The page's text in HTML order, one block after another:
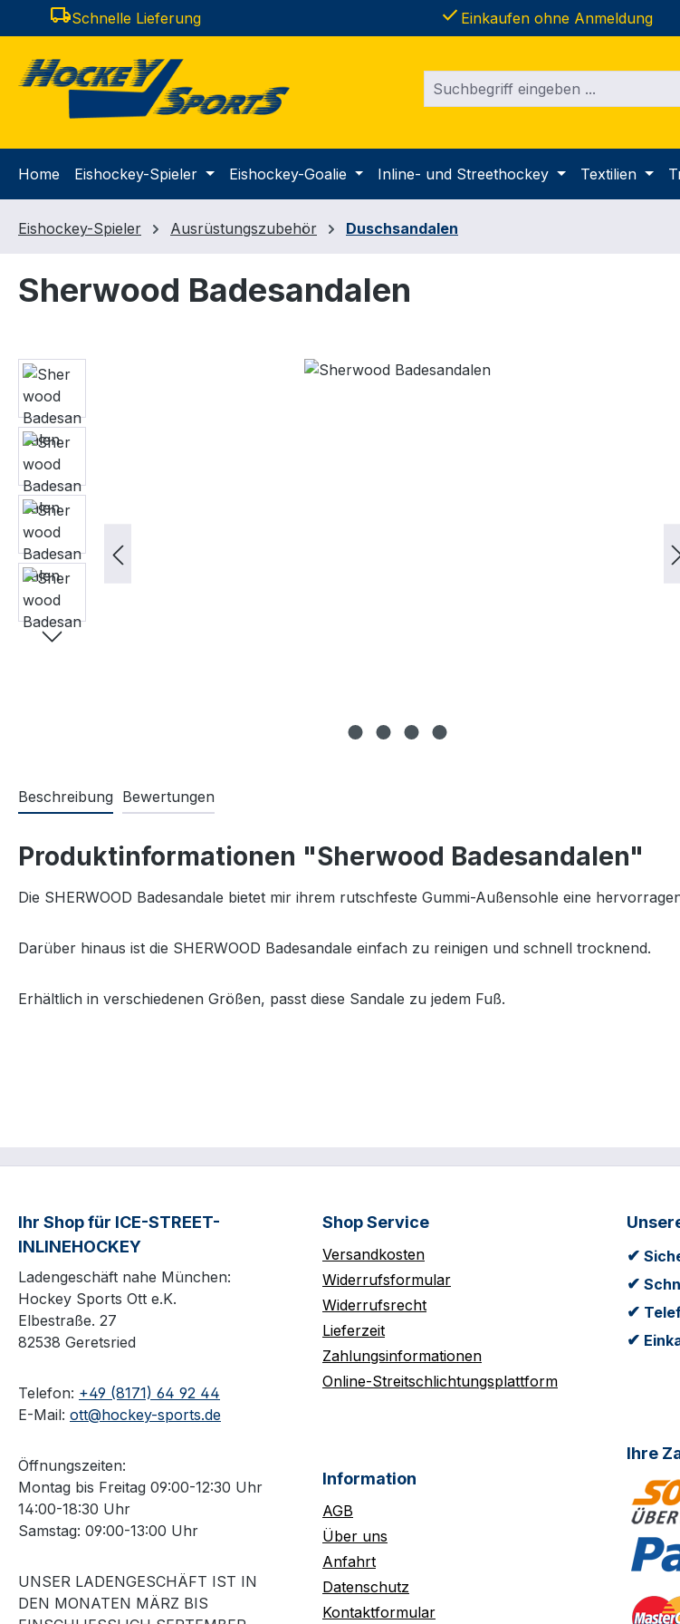
Hauptinhalt springen
Zur Suche springen
Zur Hauptnavigation springen
local_shippingSchnelle Lieferung done Einkaufen ohne Anmeldung
Home Eishockey-Spieler Eishockey-Goalie Inline- und Streethockey Textilien
Eishockey-Spieler Ausrüstungszubehör Duschsandalen
Sherwood Badesandalen
Bildergalerie überspringen
Beschreibung Bewertungen
Produktinformationen "Sherwood Badesandalen"
Die SHERWOOD Badesandale bietet mir ihrem rutschfeste Gummi-Außensohle eine
Darüber hinaus ist die SHERWOOD Badesandale einfach zu reinigen und schnell trocknend.
Erhältlich in verschiedenen Größen, passt diese Sandale zu jedem Fuß.
Ihr Shop für ICE-STREET-
INLINEHOCKEY
Ladengeschäft nahe München:
Hockey Sports Ott e.K.
Elbestraße. 27
82538 Geretsried
Telefon: +49 (8171) 64 92 44
E-Mail: ott@hockey-sports.de
Öffnungszeiten:
Montag bis Freitag 09:00-12:30 Uhr
14:00-18:30 Uhr
Samstag: 09:00-13:00 Uhr
UNSER LADENGESCHÄFT IST IN
DEN MONATEN MÄRZ BIS
Shop Service
Versandkosten
Widerrufsformular
Widerrufsrecht
Lieferzeit
Zahlungsinformationen
Online-Streitschlichtungsplattform
Information
AGB
Über uns
Anfahrt
Datenschutz
Kontaktformular
✔
✔
✔
✔
Ihre